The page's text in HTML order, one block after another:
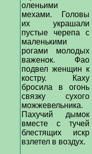
оленьими
мехами. Головы
их украшали
пустые черепа с
маленькими
рогами молодых
важенок. Фао
подвел женщин к
костру. Каху
бросила в огонь
связку сухого
можжевельника.
Пахучий дымок
вместе с тучей
блестящих искр
взлетел в воздух.